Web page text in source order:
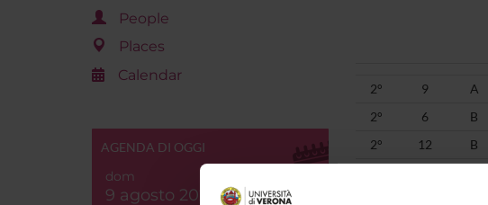
People
Places
Calendar
AGENDA DI OGGI
dom
9 agosto 2026
2° 9 A
2°
6 B
2°
12 B